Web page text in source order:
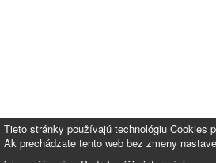
Tieto stránky používajú technológiu Cookies
Ak prechádzate tento web bez zmeny